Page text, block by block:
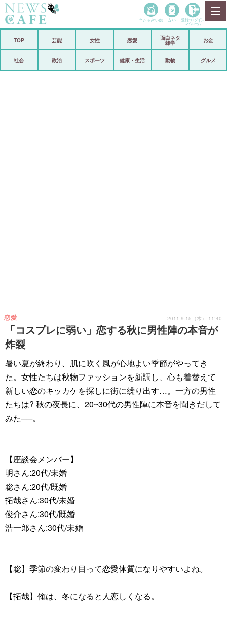
政治
当たる占い師 占い 登録• ログイン
マイルーム
TOP 芸能 女性 恋愛
面白ネタ
雑学
お金
社会 政治 スポーツ 健康・生活 動物 グルメ
「コスプレに弱い」恋する秋に男性陣の本音が
炸裂
恋愛 2011.9.15（木） 11:40
暑い夏が終わり、肌に吹く風が心地よい季節がやってき
た。女性たちは秋物ファッションを新調し、心も着替えて
新しい恋のキッカケを探しに街に繰り出す…。一方の男性
たちは? 秋の夜長に、20~30代の男性陣に本音を聞きだして
みた──。
【座談会メンバー】
明さん:20代/未婚
聡さん:20代/既婚
拓哉さん:30代/未婚
俊介さん:30代/既婚
浩一郎さん:30代/未婚
【聡】季節の変わり目って恋愛体質になりやすいよね。
【拓哉】俺は、冬になると人恋しくなる。